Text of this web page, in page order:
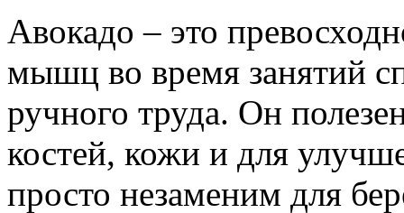
Авокадо – это
мышц во время занятий
ручного труда. Он
костей, кожи и для
просто незаменим для